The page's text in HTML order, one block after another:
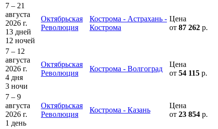
7 – 21
августа
2026 г.
13 дней
12 ночей
Октябрьская
Революция
Кострома - Астрахань -
Кострома
Цена
от 87 262 р.
7 – 12
августа
2026 г.
4 дня
3 ночи
Октябрьская
Революция
Кострома - Волгоград
Цена
от 54 115 р.
7 – 9
августа
2026 г.
1 день
Октябрьская
Революция
Кострома - Казань
Цена
от 23 854 р.